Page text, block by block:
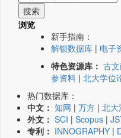
浏览
新手指南：
解锁数据库 | 电子
特色资源库： 古
参资料 | 北大学位
热门数据库：
中文： 知网 | 万方 | 北大
外文： SCI | Scopus |
专利： INNOGRAPHY |